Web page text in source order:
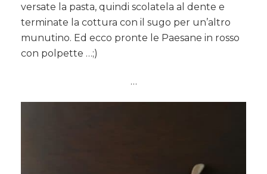
versate la pasta, quindi scolatela al dente e
terminate la cottura con il sugo per un’altro
munutino. Ed ecco pronte le Paesane in rosso
con polpette …;)
…